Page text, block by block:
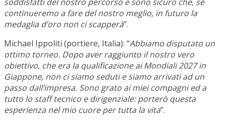
continueremo a fare del nostro meglio, in futuro la
medaglia d’oro non ci scapperà”.
Michael Ippoliti (portiere, Italia): “Abbiamo disputato un
ottimo torneo. Dopo aver raggiunto il nostro vero
obiettivo, che era la qualificazione ai Mondiali 2027 in
Giappone, non ci siamo seduti e siamo arrivati ad un
passo dall’impresa. Sono grato ai miei compagni ed a
tutto lo staff tecnico e dirigenziale: porterò questa
esperienza nel mio cuore per tutta la vita”.